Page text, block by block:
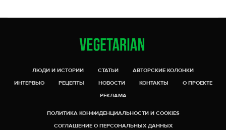
ЛЮДИ И ИСТОРИИ СТАТЬИ
АВТОРСКИЕ КОЛОНКИ
ИНТЕРВЬЮ
РЕЦЕПТЫ НОВОСТИ КОНТАКТЫ
О ПРОЕКТЕ
РЕКЛАМА
ПОЛИТИКА КОНФИДЕНЦИАЛЬНОСТИ И COOKIES
СОГЛАШЕНИЕ О ПЕРСОНАЛЬНЫХ ДАННЫХ